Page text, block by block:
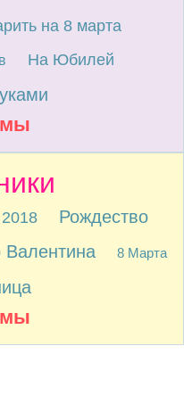
на 8 марта
На Юбилей
Рождество
Валентина 8 Марта